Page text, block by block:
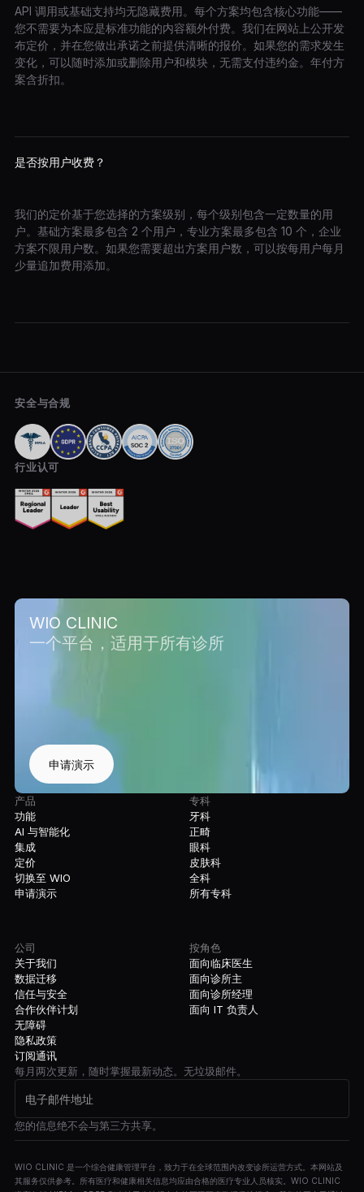
API 调用或基础支持均无隐藏费用。每个方案均包含核心功能——
您不需要为本应是标准功能的内容额外付费。我们在网站上公开发
布定价，并在您做出承诺之前提供清晰的报价。如果您的需求发生
变化，可以随时添加或删除用户和模块，无需支付违约金。年付方
案含折扣。
是否按用户收费？
我们的定价基于您选择的方案级别，每个级别包含一定数量的用
户。基础方案最多包含 2 个用户，专业方案最多包含 10 个，企业
方案不限用户数。如果您需要超出方案用户数，可以按每用户每月
少量追加费用添加。
安全与合规
行业认可
WIO CLINIC
一个平台，适用于所有诊所
申请演示
产品
功能
AI 与智能化
集成
定价
切换至 WIO
申请演示
专科
牙科
正畸
眼科
皮肤科
全科
所有专科
公司
关于我们
数据迁移
信任与安全
合作伙伴计划
无障碍
隐私政策
按角色
面向临床医生
面向诊所主
面向诊所经理
面向 IT 负责人
订阅通讯
每月两次更新，随时掌握最新动态。无垃圾邮件。
您的信息绝不会与第三方共享。
WIO CLINIC 是一个综合健康管理平台，致力于在全球范围内改变诊所运营方式。本网站及
其服务仅供参考。所有医疗和健康相关信息均应由合格的医疗专业人员核实。WIO CLINIC